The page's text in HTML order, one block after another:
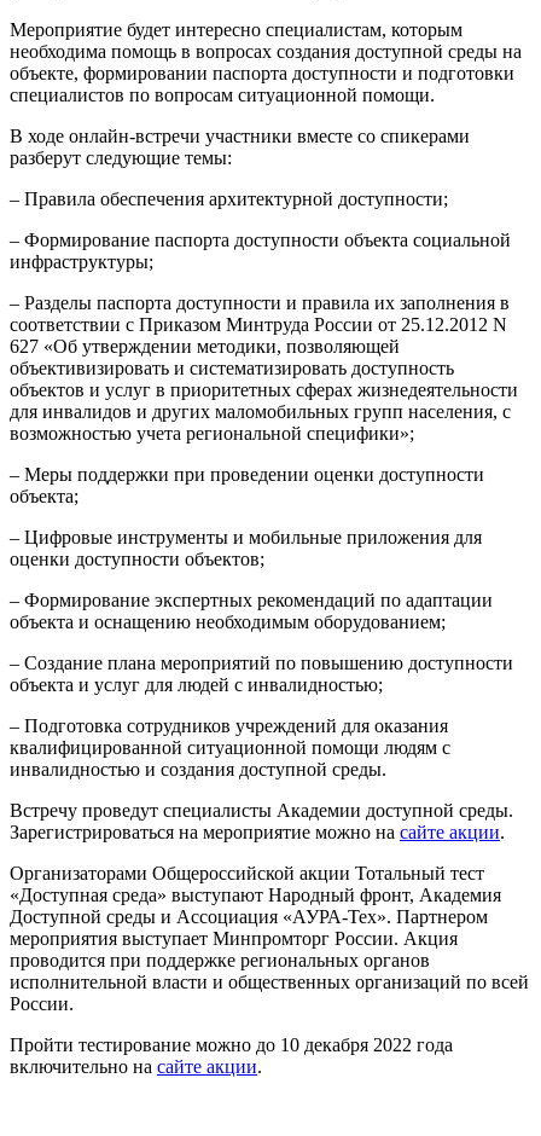
Мероприятие будет интересно специалистам, которым
необходима помощь в вопросах создания доступной среды на
объекте, формировании паспорта доступности и подготовки
специалистов по вопросам ситуационной помощи.
В ходе онлайн-встречи участники вместе со спикерами
разберут следующие темы:
– Правила обеспечения архитектурной доступности;
– Формирование паспорта доступности объекта социальной
инфраструктуры;
– Разделы паспорта доступности и правила их заполнения в
соответствии с Приказом Минтруда России от 25.12.2012 N
627 «Об утверждении методики, позволяющей
объективизировать и систематизировать доступность
объектов и услуг в приоритетных сферах жизнедеятельности
для инвалидов и других маломобильных групп населения, с
возможностью учета региональной специфики»;
– Меры поддержки при проведении оценки доступности
объекта;
– Цифровые инструменты и мобильные приложения для
оценки доступности объектов;
– Формирование экспертных рекомендаций по адаптации
объекта и оснащению необходимым оборудованием;
– Создание плана мероприятий по повышению доступности
объекта и услуг для людей с инвалидностью;
– Подготовка сотрудников учреждений для оказания
квалифицированной ситуационной помощи людям с
инвалидностью и создания доступной среды.
Встречу проведут специалисты Академии доступной среды.
Зарегистрироваться на мероприятие можно на сайте акции.
Организаторами Общероссийской акции Тотальный тест
«Доступная среда» выступают Народный фронт, Академия
Доступной среды и Ассоциация «АУРА-Тех». Партнером
мероприятия выступает Минпромторг России. Акция
проводится при поддержке региональных органов
исполнительной власти и общественных организаций по всей
России.
Пройти тестирование можно до 10 декабря 2022 года
включительно на сайте акции.